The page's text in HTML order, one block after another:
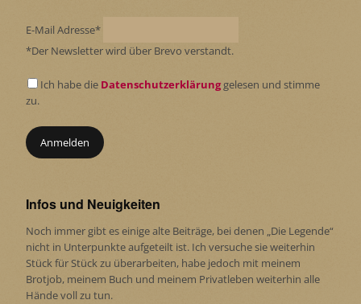
E-Mail Adresse*
*Der Newsletter wird über Brevo verstandt.
Ich habe die Datenschutzerklärunggelesen und stimme
zu.
Infos und Neuigkeiten
Noch immer gibt es einige alte Beiträge, bei denen „Die Legende“
nicht in Unterpunkte aufgeteilt ist. Ich versuche sie weiterhin
Stück für Stück zu überarbeiten, habe jedoch mit meinem
Brotjob, meinem Buch und meinem Privatleben weiterhin alle
Hände voll zu tun.